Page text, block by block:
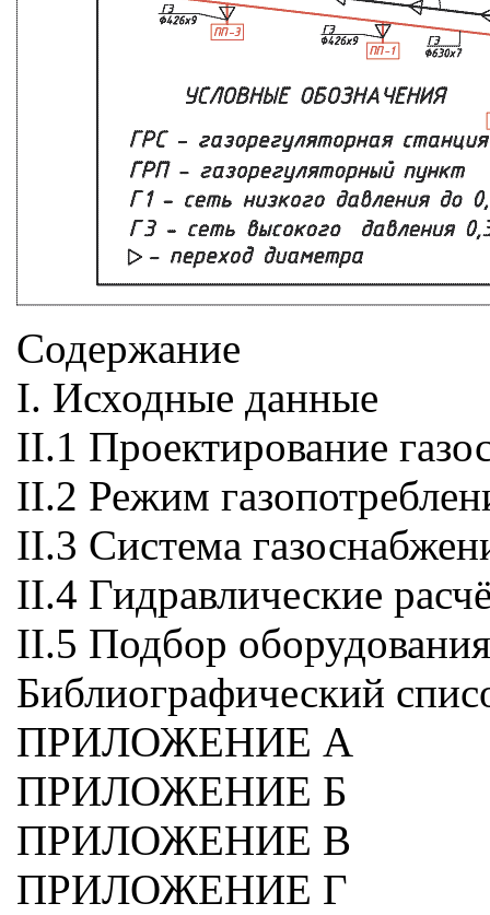
Содержание
I. Исходные данные
II.1 Проектирование
II.2 Режим
II.3 Система
II.4 Гидравлические
II.5 Подбор
Библиографический
ПРИЛОЖЕНИЕ А
ПРИЛОЖЕНИЕ Б
ПРИЛОЖЕНИЕ В
ПРИЛОЖЕНИЕ Г